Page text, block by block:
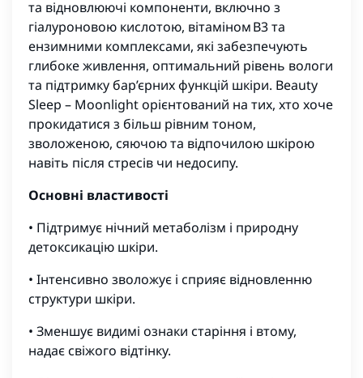
та відновлюючі компоненти, включно з
гіалуроновою кислотою, вітаміном B3 та
ензимними комплексами, які забезпечують
глибоке живлення, оптимальний рівень вологи
та підтримку бар’єрних функцій шкіри. Beauty
Sleep – Moonlight орієнтований на тих, хто хоче
прокидатися з більш рівним тоном,
зволоженою, сяючою та відпочилою шкірою
навіть після стресів чи недосипу.
Основні властивості
• Підтримує нічний метаболізм і природну
детоксикацію шкіри.
• Інтенсивно зволожує і сприяє відновленню
структури шкіри.
• Зменшує видимі ознаки старіння і втому,
надає свіжого відтінку.